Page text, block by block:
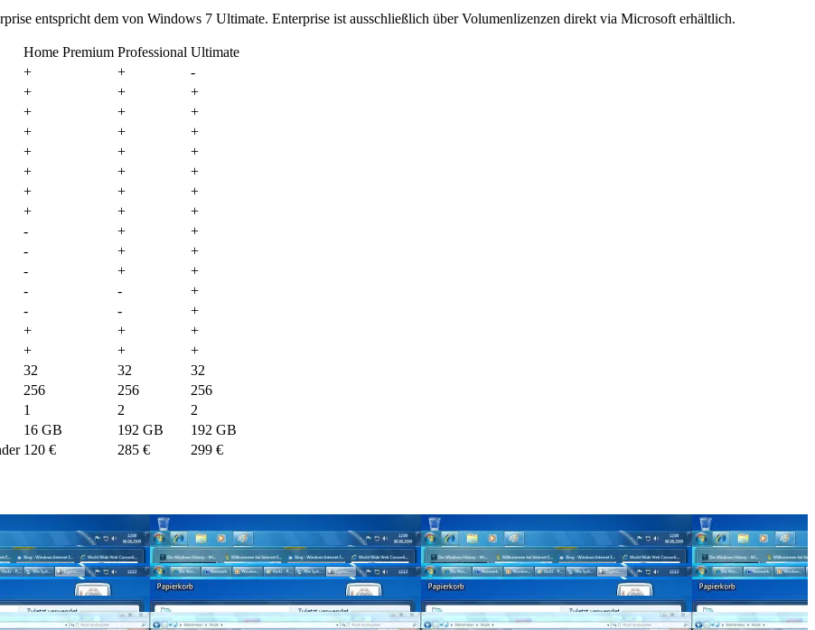
entspricht dem von Windows 7 Ultimate. Enterprise ist ausschließlich über Volumenlizenzen direkt via Microsoft erhältlich.
Home Premium Professional Ultimate
+ +
-
+ +
+
+ +
+
+ +
+
+ +
+
+ +
+
+ +
+
+ +
+
- +
+
- +
+
- +
+
- -
+
- -
+
+ +
+
+ +
+
32 32
32
256 256
256
1 2
2
16 GB 192 GB
192 GB
120 € 285 € 299 €